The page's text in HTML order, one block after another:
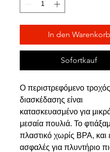
In den Warenkorb
Sofortkauf
Ο περιστρεφόμενο τροχός
διασκέδασης είναι
κατασκευασμένο για
μεσαία πουλιά. Το
πλαστικό χωρίς BPA, και
ασφαλές για πλυντήριο